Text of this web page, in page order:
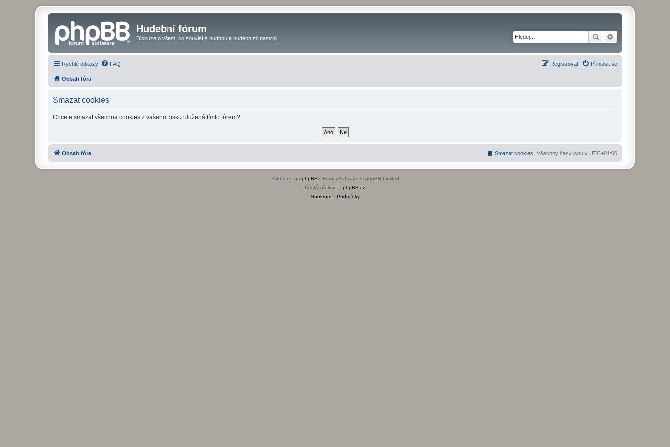
Hudební fórum
Diskuze o všem, co souvisí s hudbou a hudebními nástroji. Hledat
Rychlé odkazy FAQ Přihlásit se
Registrovat
Obsah fóra
Smazat cookies
Chcete smazat všechna cookies z vašeho disku uložená tímto fórem?
Obsah fóra Všechny časy jsou v UTC+01:00
Smazat cookies
Založeno na phpBB® Forum Software © phpBB Limited
Český překlad – phpBB.cz
Soukromí| Podmínky